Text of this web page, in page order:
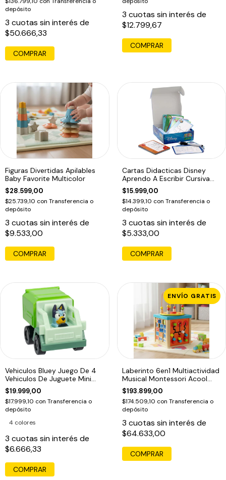
depósito
3 cuotas sin interés de
$50.666,33
3 cuotas sin interés de
$12.799,67
Figuras Divertidas Apilables
Baby Favorite Multicolor
$28.599,00
$25.739,10 con Transferencia o
depósito
3 cuotas sin interés de
$9.533,00
Cartas Didacticas Disney
Aprendo A Escribir Cursiva
Imprenta1
$15.999,00
$14.399,10 con Transferencia o
depósito
3 cuotas sin interés de
$5.333,00
COMPRAR
Vehiculos Bluey Juego De 4
Vehiculos De Juguete Mini
Racers
$19.999,00
$17.999,10 con Transferencia o
depósito
4 colores
3 cuotas sin interés de
$6.666,33
COMPRAR
ENVÍO GRATIS
Laberinto 6en1 Multiactividad
Musical Montessori Acool
7648
$193.899,00
$174.509,10 con Transferencia o
depósito
3 cuotas sin interés de
$64.633,00
COMPRAR